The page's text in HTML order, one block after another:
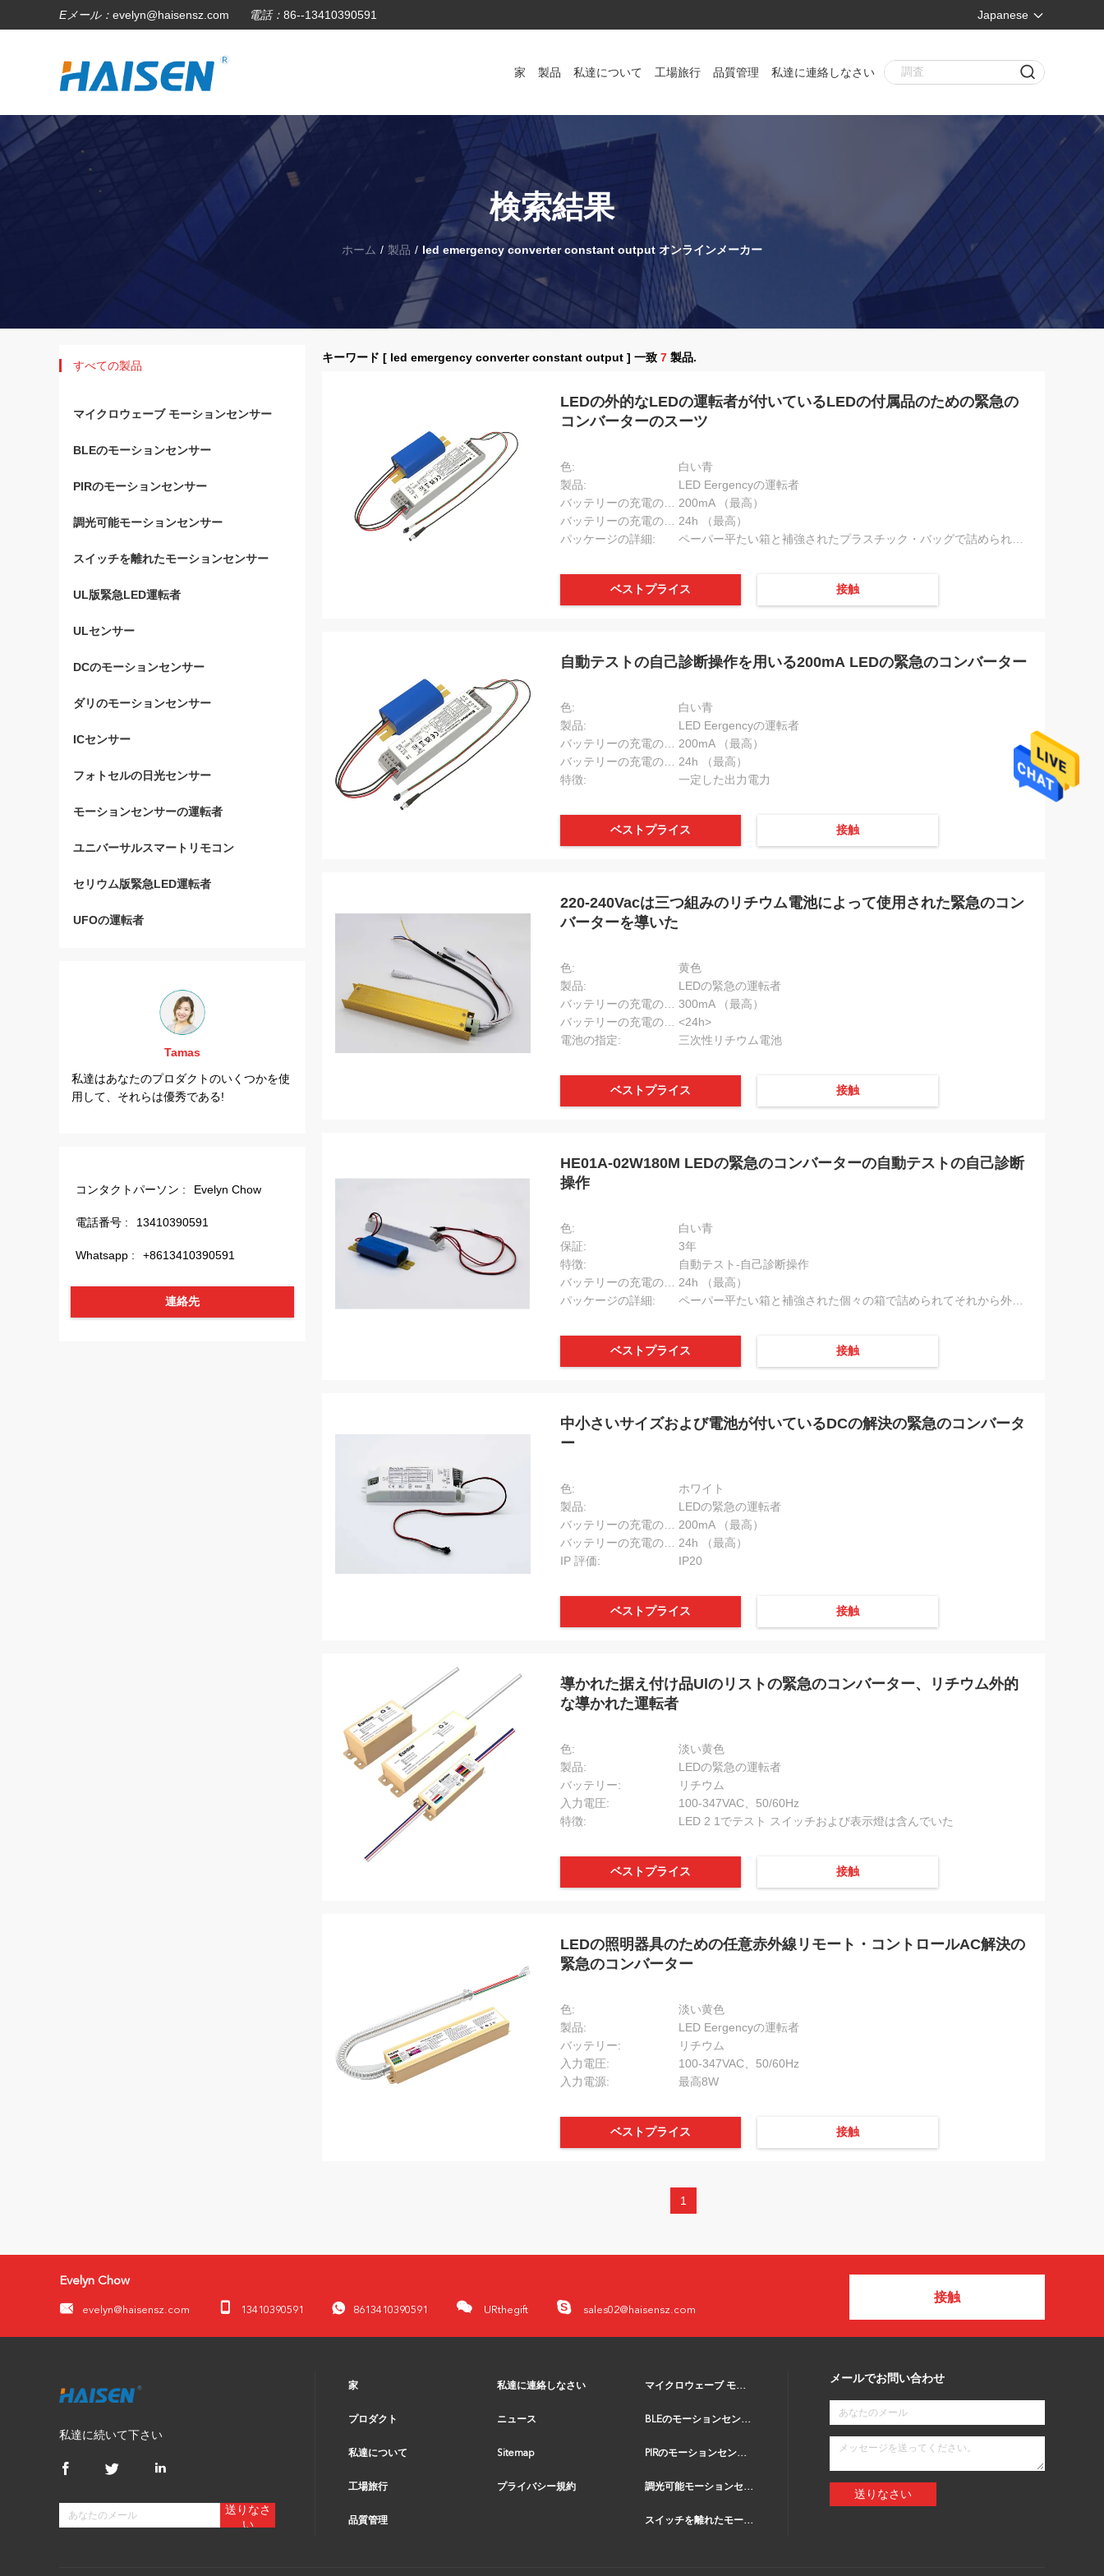
Eメール： evelyn@haisensz.com 電話： 86--13410390591 Japanese
家 製品 私達について 工場旅行 品質管理 私達に連絡しなさい
検索結果
ホーム / 製品 / led emergency converter constant output オンラインメーカー
すべての製品
マイクロウェーブ モーションセンサー
BLEのモーションセンサー
PIRのモーションセンサー
調光可能モーションセンサー
スイッチを離れたモーションセンサー
UL版緊急LED運転者
ULセンサー
DCのモーションセンサー
ダリのモーションセンサー
ICセンサー
フォトセルの日光センサー
モーションセンサーの運転者
ユニバーサルスマートリモコン
セリウム版緊急LED運転者
UFOの運転者
Tamas
私達はあなたのプロダクトのいくつかを使
用して、それらは優秀である!
アンジェロ
Clemens
enjyoの優秀な評判の産業改修のプロジェ
クトでここに使用される。
コンタクトパーソン : Evelyn Chow
電話番号 : 13410390591
Whatsapp : +8613410390591
連絡先
キーワード [ led emergency converter constant output ] 一致 7 製品.
LEDの外的なLEDの運転者が付いているLEDの付属品のための緊急の
コンバーターのスーツ
色:
白い青
製品:
LED Eergencyの運転者
200mA （最高）
24h （最高）
パッケージの詳細:
ベストプライス 接触
自動テストの自己診断操作を用いる200mA LEDの緊急のコンバーター
色:
白い青
製品:
LED Eergencyの運転者
200mA （最高）
24h （最高）
特徴:
一定した出力電力
ベストプライス 接触
220-240Vacは三つ組みのリチウム電池によって使用された緊急のコン
バーターを導いた
色:
黄色
製品:
LEDの緊急の運転者
300mA （最高）
<24h>
電池の指定:
三次性リチウム電池
ベストプライス 接触
HE01A-02W180M LEDの緊急のコンバーターの自動テストの自己診断
操作
色:
白い青
保証:
3年
特徴:
自動テスト-自己診断操作
24h （最高）
パッケージの詳細:
ベストプライス 接触
中小さいサイズおよび電池が付いているDCの解決の緊急のコンバータ
ー
色:
ホワイト
製品:
LEDの緊急の運転者
200mA （最高）
24h （最高）
IP 評価:
IP20
ベストプライス 接触
導かれた据え付け品Ulのリストの緊急のコンバーター、リチウム外的
な導かれた運転者
色:
淡い黄色
製品:
LEDの緊急の運転者
バッテリー:
リチウム
入力電圧:
100-347VAC、50/60Hz
特徴:
LED 2 1でテスト スイッチおよび表示燈は含んでいた
ベストプライス 接触
LEDの照明器具のための任意赤外線リモート・コントロールAC解決の
緊急のコンバーター
色:
淡い黄色
製品:
LED Eergencyの運転者
バッテリー:
リチウム
入力電圧:
100-347VAC、50/60Hz
入力電源:
最高8W
ベストプライス 接触
1
Evelyn Chow
evelyn@haisensz.com 13410390591 8613410390591 URthegift sales02@haisensz.com
接触
私達に続いて下さい
送りなさ
い
家
プロダクト
私達について
工場旅行
品質管理
私達に連絡しなさい
ニュース
Sitemap
プライバシー規約
マイクロウェーブ モーションセンサー
BLEのモーションセンサー
PIRのモーションセンサー
調光可能モーションセンサー
スイッチを離れたモーションセンサー
メールでお問い合わせ
送りなさい